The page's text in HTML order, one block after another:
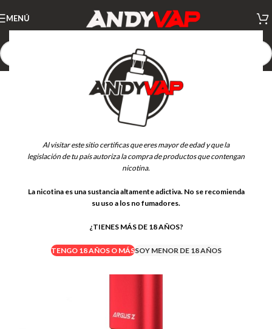
Al visitar este sitio certificas que eres mayor de edad y que la
legislación de tu país autoriza la compra de productos que contengan
nicotina.
La nicotina es una sustancia altamente adictiva. No se recomienda
su uso a los no fumadores.
¿TIENES MÁS DE 18 AÑOS?
TENGO 18 AÑOS O MÁSSOY MENOR DE 18 AÑOS
MENÚ